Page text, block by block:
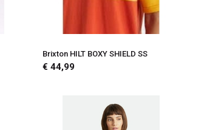
Brixton HILT BOXY SHIELD SS
€ 44,99